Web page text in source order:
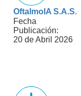
OftalmoIA S.A.S.
Fecha
Publicación:
20 de Abril 2026